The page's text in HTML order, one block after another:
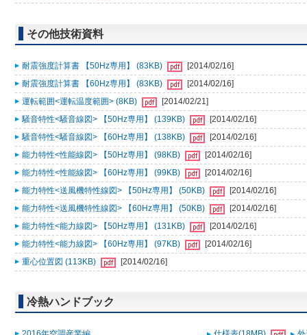
その他技術資料
耐震強度計算書 【50Hz専用】 (83KB)
[2014/02/16]
耐震強度計算書 【60Hz専用】 (83KB)
[2014/02/16]
運転範囲<運転温度範囲> (8KB)
[2014/02/21]
騒音特性<騒音線図> 【50Hz専用】 (139KB)
[2014/02/16]
騒音特性<騒音線図> 【60Hz専用】 (138KB)
[2014/02/16]
能力特性<性能線図> 【50Hz専用】 (98KB)
[2014/02/16]
能力特性<性能線図> 【60Hz専用】 (99KB)
[2014/02/16]
能力特性<送風機特性線図> 【50Hz専用】 (50KB)
[2014/02/16]
能力特性<送風機特性線図> 【60Hz専用】 (50KB)
[2014/02/16]
能力特性<能力線図> 【50Hz専用】 (131KB)
[2014/02/16]
能力特性<能力線図> 【60Hz専用】 (97KB)
[2014/02/16]
重心位置図 (113KB)
[2014/02/16]
冷熱ハンドブック